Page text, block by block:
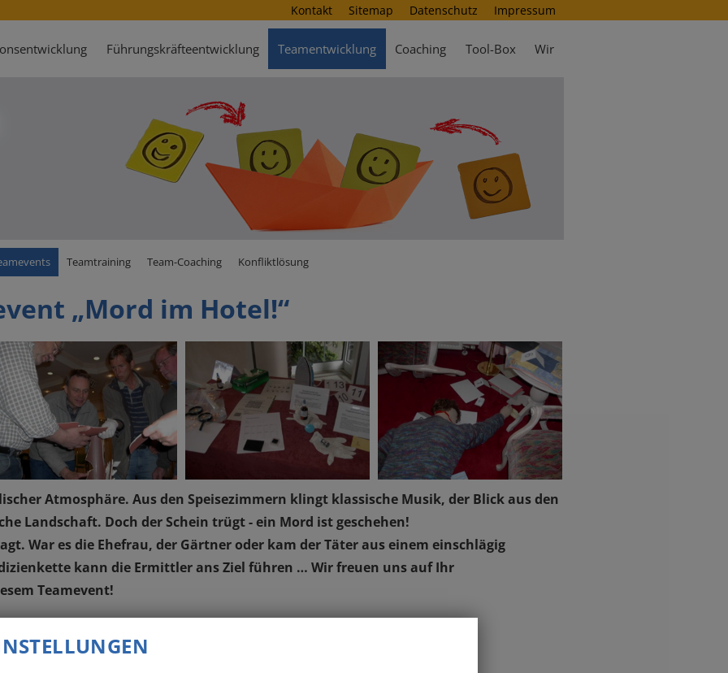
Kontakt Sitemap Datenschutz Impressum
Führungskräfteentwicklung Teamentwicklung Coaching Tool-Box Wir
Teamtraining Team-Coaching Konfliktlösung
„Mord im Hotel!“
Atmosphäre. Aus den Speisezimmern klingt klassische Musik, der Blick aus den
Landschaft. Doch der Schein trügt - ein Mord ist geschehen!
War es die Ehefrau, der Gärtner oder kam der Täter aus einem einschlägig
kann die Ermittler ans Ziel führen … Wir freuen uns auf Ihr
Teamevent!
Teamevent